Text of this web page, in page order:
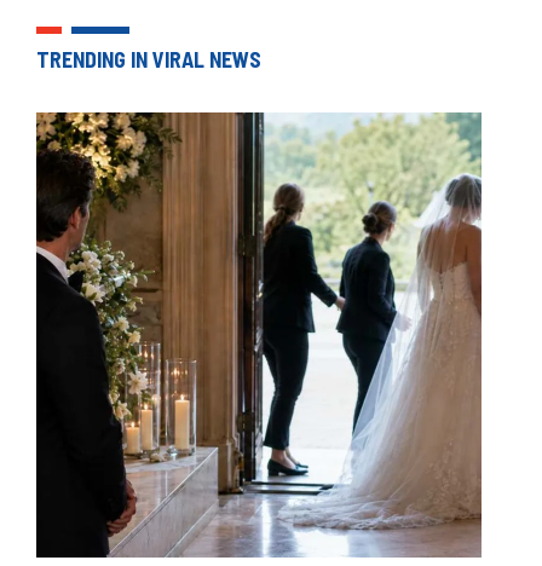
TRENDING IN VIRAL NEWS